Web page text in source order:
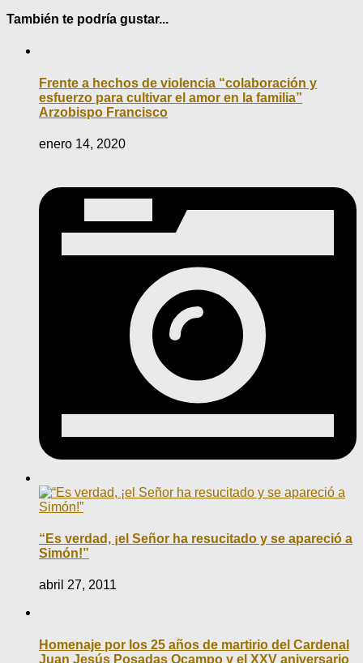
También te podría gustar...
Frente a hechos de violencia “colaboración y
esfuerzo para cultivar el amor en la familia”
Arzobispo Francisco
enero 14, 2020
“Es verdad, ¡el Señor ha resucitado y se apareció a
Simón!”
abril 27, 2011
Homenaje por los 25 años de martirio del Cardenal
Juan Jesús Posadas Ocampo y el XXV aniversario